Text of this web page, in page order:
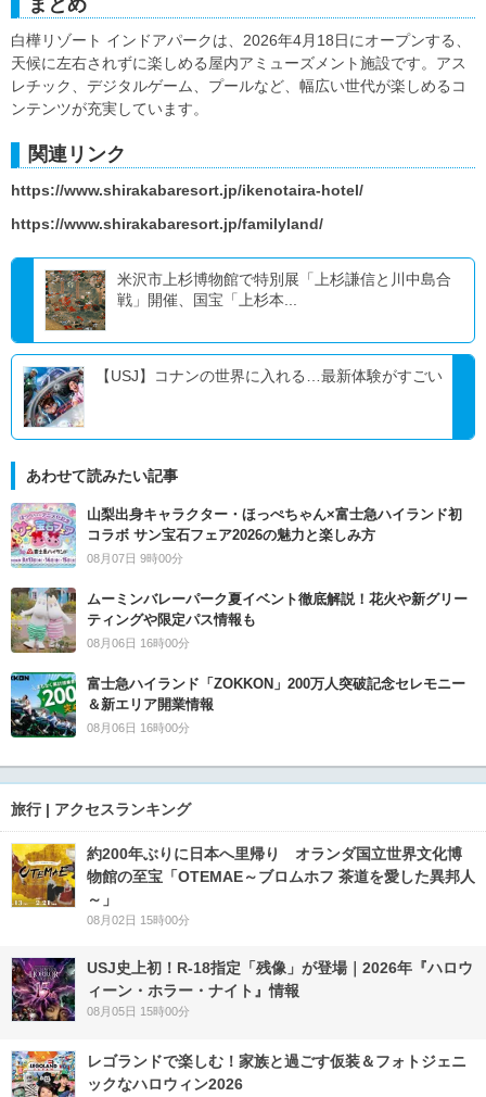
まとめ
白樺リゾート インドアパークは、2026年4月18日にオープンする、
天候に左右されずに楽しめる屋内アミューズメント施設です。アス
レチック、デジタルゲーム、プールなど、幅広い世代が楽しめるコ
ンテンツが充実しています。
関連リンク
https://www.shirakabaresort.jp/ikenotaira-hotel/
https://www.shirakabaresort.jp/familyland/
米沢市上杉博物館で特別展「上杉謙信と川中島合
戦」開催、国宝「上杉本...
【USJ】コナンの世界に入れる…最新体験がすごい
あわせて読みたい記事
山梨出身キャラクター・ほっぺちゃん×富士急ハイランド初
コラボ サン宝石フェア2026の魅力と楽しみ方
08月07日 9時00分
ムーミンバレーパーク夏イベント徹底解説！花火や新グリー
ティングや限定パス情報も
08月06日 16時00分
富士急ハイランド「ZOKKON」200万人突破記念セレモニー
＆新エリア開業情報
08月06日 16時00分
旅行 | アクセスランキング
約200年ぶりに日本へ里帰り オランダ国立世界文化博
物館の至宝「OTEMAE～ブロムホフ 茶道を愛した異邦人
～」
08月02日 15時00分
USJ史上初！R-18指定「残像」が登場｜2026年『ハロウ
ィーン・ホラー・ナイト』情報
08月05日 15時00分
レゴランドで楽しむ！家族と過ごす仮装＆フォトジェニ
ックなハロウィン2026